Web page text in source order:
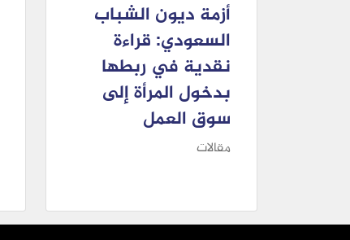
أزمة ديون الشباب
السعودي: قراءة
نقدية في ربطها
بدخول المرأة إلى
سوق العمل
مقالات